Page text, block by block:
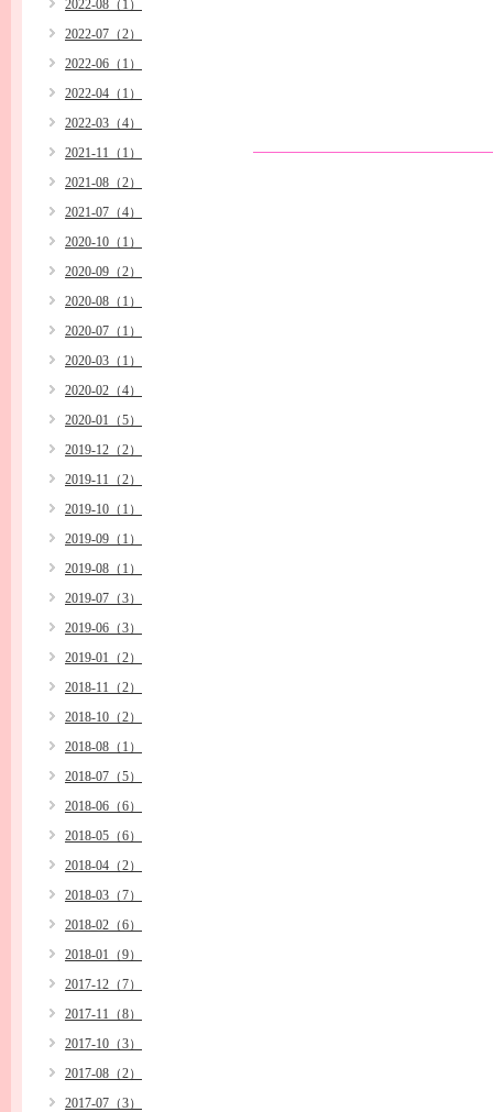
2022-08（1）
2022-07（2）
2022-06（1）
2022-04（1）
2022-03（4）
2021-11（1）
2021-08（2）
2021-07（4）
2020-10（1）
2020-09（2）
2020-08（1）
2020-07（1）
2020-03（1）
2020-02（4）
2020-01（5）
2019-12（2）
2019-11（2）
2019-10（1）
2019-09（1）
2019-08（1）
2019-07（3）
2019-06（3）
2019-01（2）
2018-11（2）
2018-10（2）
2018-08（1）
2018-07（5）
2018-06（6）
2018-05（6）
2018-04（2）
2018-03（7）
2018-02（6）
2018-01（9）
2017-12（7）
2017-11（8）
2017-10（3）
2017-08（2）
2017-07（3）